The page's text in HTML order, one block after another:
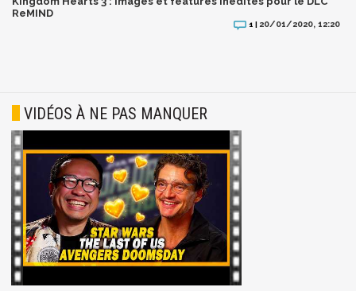
ReMIND
1 | 20/01/2020, 12:20
VIDÉOS À NE PAS MANQUER